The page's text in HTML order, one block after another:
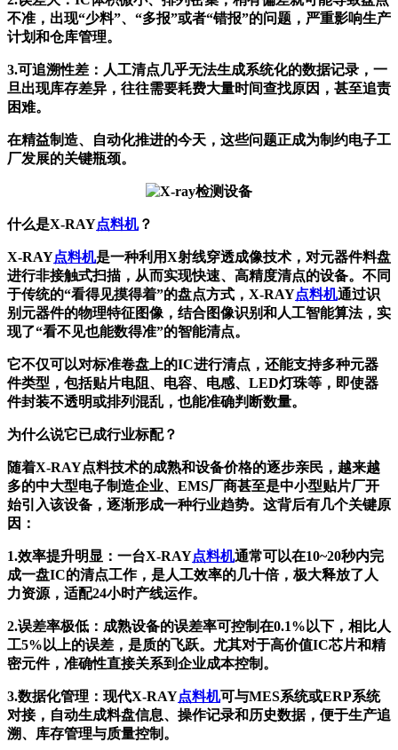
不准，出现“少料”、“多报”或者“错报”的问题，严重影响生产
计划和仓库管理。
3.可追溯性差 ：人工清点几乎无法生成系统化的数据记录，一
旦出现库存差异，往往需要耗费大量时间查找原因，甚至追责
困难。
在精益制造、自动化推进的今天，这些问题正成为制约电子工
厂发展的关键瓶颈。
什么是X-RAY点料机？
X-RAY点料机是一种利用X射线穿透成像技术，对元器件料盘
进行非接触式扫描，从而实现快速、高精度清点的设备。不同
于传统的“看得见摸得着”的盘点方式，X-RAY点料机通过识
别元器件的物理特征图像，结合图像识别和人工智能算法，实
现了“看不见也能数得准”的智能清点。
它不仅可以对标准卷盘上的IC进行清点，还能支持多种元器
件类型，包括贴片电阻、电容、电感、LED灯珠等，即使器
件封装不透明或排列混乱，也能准确判断数量。
为什么说它已成行业标配？
随着X-RAY点料技术的成熟和设备价格的逐步亲民，越来越
多的中大型电子制造企业、EMS厂商甚至是中小型贴片厂开
始引入该设备，逐渐形成一种行业趋势。这背后有几个关键原
因：
1.效率提升明显 ：一台X-RAY点料机通常可以在10~20秒内完
成一盘IC的清点工作，是人工效率的几十倍，极大释放了人
力资源，适配24小时产线运作。
2.误差率极低 ：成熟设备的误差率可控制在0.1%以下，相比人
工5%以上的误差，是质的飞跃。尤其对于高价值IC芯片和精
密元件，准确性直接关系到企业成本控制。
3.数据化管理 ：现代X-RAY点料机可与MES系统或ERP系统
对接，自动生成料盘信息、操作记录和历史数据，便于生产追
溯、库存管理与质量控制。